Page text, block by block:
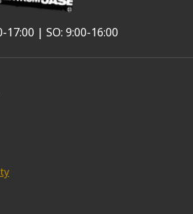
17:00 | SO: 9:00-16:00